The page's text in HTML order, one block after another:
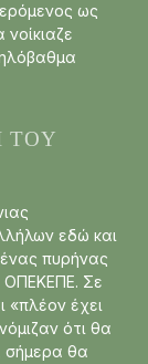
ως
ΤΟΥ
εδώ και
ένας πυρήνας
ΟΠΕΚΕΠΕ. Σε
«πλέον έχει
ότι θα
σήμερα θα